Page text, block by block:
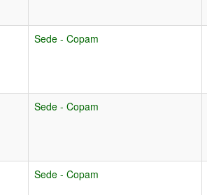
Sede - Copam
Sede - Copam
Sede - Copam